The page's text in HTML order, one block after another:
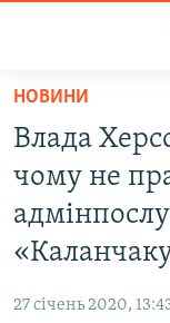
Перейти
основного
матеріалу
Перейти
до
основної
Перейти
ВОДА.КРИМ
ВІДЕО ТА ФОТО
ПОЛІТИКА
НОВИНИ
Влада
чому не
27 січень 2020,